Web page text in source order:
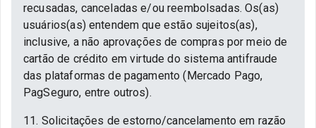
recusadas, canceladas e/ou reembolsadas. Os(as)
usuários(as) entendem que estão sujeitos(as),
inclusive, a não aprovações de compras por meio de
cartão de crédito em virtude do sistema antifraude
das plataformas de pagamento (Mercado Pago,
PagSeguro, entre outros).
11. Solicitações de estorno/cancelamento em razão